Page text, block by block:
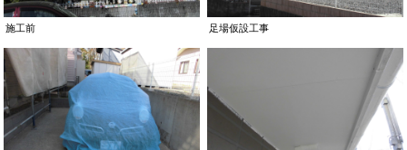
施工前 足場仮設工事